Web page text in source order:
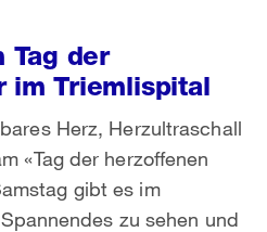
Tag der
im Triemlispital
Herz, Herzultraschall
«Tag der herzoffenen
gibt es im
zu sehen und